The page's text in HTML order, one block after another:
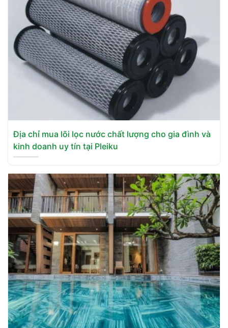
Địa chỉ mua lõi lọc nước chất lượng cho gia đình và
kinh doanh uy tín tại Pleiku